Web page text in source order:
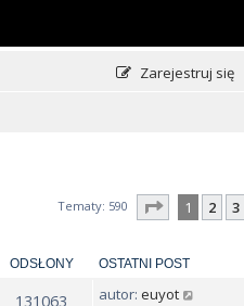
Zarejestruj się
Tematy: 590 Strona1 z24
1 2 3
ODSŁONY OSTATNI POST
131063 autor: euyot